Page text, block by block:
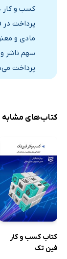
کسب و کار
پرداخت در
مادی و
سهم ناشر
پرداخت
کتاب‌های مشابه
کتاب کسب و کار
فین تک